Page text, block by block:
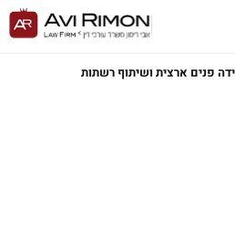
פנים ארצית ושיתוף רשתות